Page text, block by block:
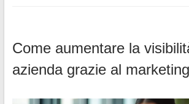
Come aumentare la
azienda grazie al